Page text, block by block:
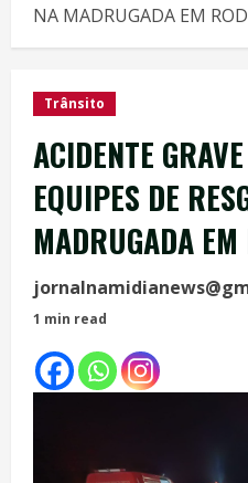
NA MADRUGADA EM
Trânsito
ACIDENTE
EQUIPES DE
MADRUGADA
1 min read